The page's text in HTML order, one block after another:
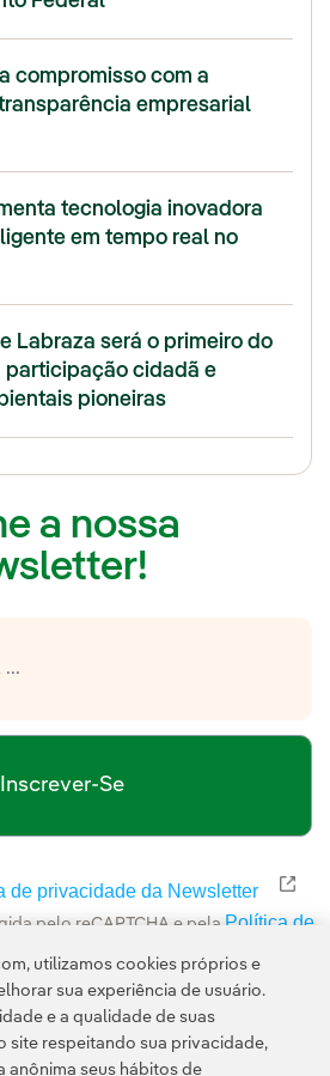
compromisso com a
empresarial
tecnologia inovadora
em tempo real no
Labraza será o primeiro do
participação cidadã e
pioneiras
a nossa
Inscrever-Se
de privacidade da Newsletter Link
pelo reCAPTCHA e pela Política de
utilizamos cookies próprios e
sua experiência de usuário.
e a qualidade de suas
site respeitando sua privacidade,
anônima seus hábitos de